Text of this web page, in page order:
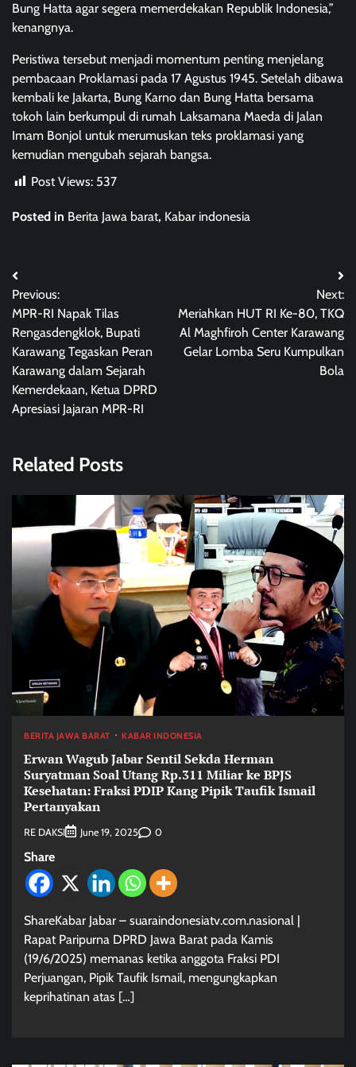
Bung Hatta agar segera memerdekakan Republik Indonesia,”
kenangnya.
Peristiwa tersebut menjadi momentum penting menjelang
pembacaan Proklamasi pada 17 Agustus 1945. Setelah dibawa
kembali ke Jakarta, Bung Karno dan Bung Hatta bersama
tokoh lain berkumpul di rumah Laksamana Maeda di Jalan
Imam Bonjol untuk merumuskan teks proklamasi yang
kemudian mengubah sejarah bangsa.
Post Views: 537
Posted in Berita Jawa barat, Kabar indonesia
Post
navigation
Previous:
MPR-RI Napak Tilas
Rengasdengklok, Bupati
Karawang Tegaskan Peran
Karawang dalam Sejarah
Kemerdekaan, Ketua DPRD
Apresiasi Jajaran MPR-RI
Next:
Meriahkan HUT RI Ke-80, TKQ
Al Maghfiroh Center Karawang
Gelar Lomba Seru Kumpulkan
Bola
Related Posts
BERITA JAWA BARAT KABAR INDONESIA
Erwan Wagub Jabar Sentil Sekda Herman
Suryatman Soal Utang Rp.311 Miliar ke BPJS
Kesehatan: Fraksi PDIP Kang Pipik Taufik Ismail
Pertanyakan
RE DAKSI June 19, 2025 0
Share
ShareKabar Jabar – suaraindonesiatv.com.nasional |
Rapat Paripurna DPRD Jawa Barat pada Kamis
(19/6/2025) memanas ketika anggota Fraksi PDI
Perjuangan, Pipik Taufik Ismail, mengungkapkan
keprihatinan atas […]